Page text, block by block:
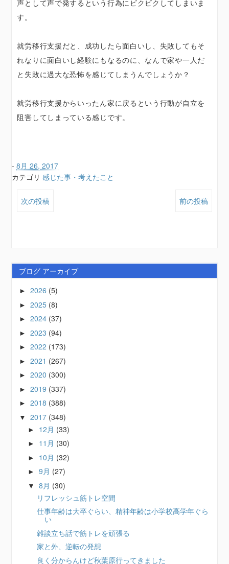
声として声で発するという行為にビクビクしてしまいま
す。
就労移行支援だと、成功したら面白いし、失敗してもそ
れなりに面白いし経験にもなるのに、なんで家や一人だ
と失敗に過大な恐怖を感じてしまうんでしょうか？
就労移行支援からいったん家に戻るという行動が自立を
阻害してしまっている感じです。
-8月 26, 2017
カテゴリ 感じた事・考えたこと
次の投稿 前の投稿
ブログ アーカイブ
►2026 (5)
►2025 (8)
►2024 (37)
►2023 (94)
►2022 (173)
►2021 (267)
►2020 (300)
►2019 (337)
►2018 (388)
▼2017 (348)
► 12月 (33)
► 11月 (30)
► 10月 (32)
►9月 (27)
▼8月 (30)
リフレッシュ筋トレ空間
仕事年齢は大卒ぐらい、精神年齢は小学校高学年ぐら
い
雑談立ち話で筋トレを頑張る
家と外、逆転の発想
良く分からんけど秋葉原行ってきました